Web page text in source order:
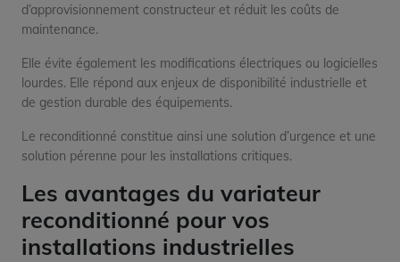
d’approvisionnement constructeur et réduit les coûts de
maintenance.
Elle évite également les modifications électriques ou logicielles
lourdes. Elle répond aux enjeux de disponibilité industrielle et
de gestion durable des équipements.
Le reconditionné constitue ainsi une solution d’urgence et une
solution pérenne pour les installations critiques.
Les avantages du variateur
reconditionné pour vos
installations industrielles